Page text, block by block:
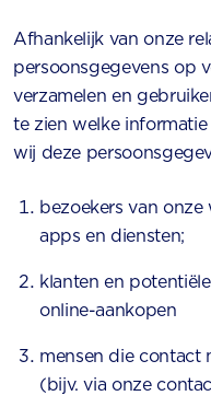
Afhankelijk van onze
persoonsgegevens op
verzamelen en
te zien welke
wij deze
bezoekers van
apps en diensten;
klanten en
online-aankopen
mensen die contact
(bijv. via onze